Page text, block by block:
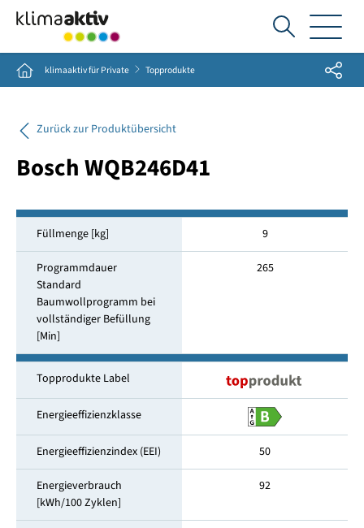
Ich
suche...
Home klimaaktiv für Private Topprodukte Share
Zurück zur Produktübersicht
Bosch WQB246D41
Füllmenge [kg] 9
Programmdauer
Standard
Baumwollprogramm bei
vollständiger Befüllung
[Min]
265
Topprodukte Label
Energieeffizienzklasse
Energieeffizienzindex (EEI) 50
Energieverbrauch
[kWh/100 Zyklen]
92